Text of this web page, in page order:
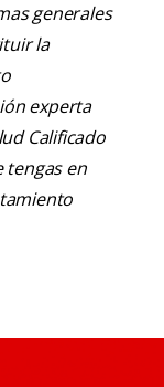
generales
la
experta
Calificado
tengas en